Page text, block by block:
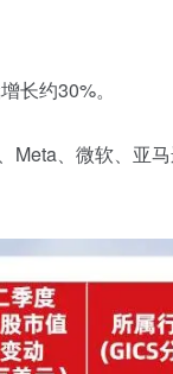
增长约30%。
、 Meta、微软、亚